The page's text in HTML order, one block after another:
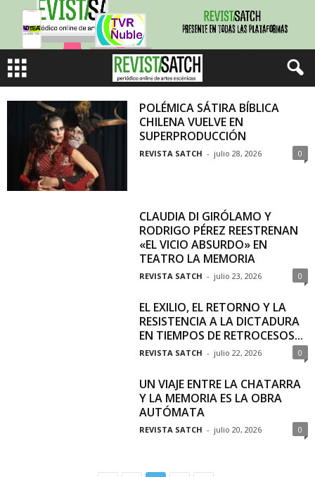
POLÉMICA SÁTIRA BÍBLICA
CHILENA VUELVE EN
SUPERPRODUCCIÓN
REVISTA SATCH - julio 28, 2026 0
CLAUDIA DI GIRÓLAMO Y
RODRIGO PÉREZ REESTRENAN
«EL VICIO ABSURDO» EN
TEATRO LA MEMORIA
REVISTA SATCH - julio 23, 2026 0
EL EXILIO, EL RETORNO Y LA
RESISTENCIA A LA DICTADURA
EN TIEMPOS DE RETROCESOS...
REVISTA SATCH - julio 22, 2026 0
UN VIAJE ENTRE LA CHATARRA
Y LA MEMORIA ES LA OBRA
AUTÓMATA
REVISTA SATCH - julio 20, 2026 0